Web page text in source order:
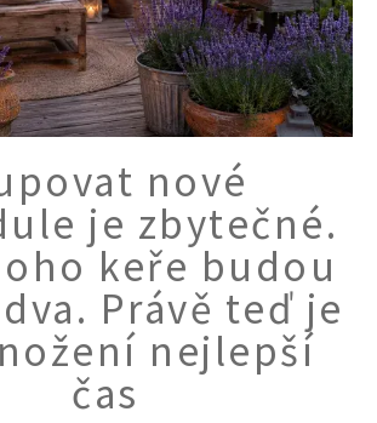
nové
je zbytečné.
keře budou
Právě teď je
nejlepší
čas